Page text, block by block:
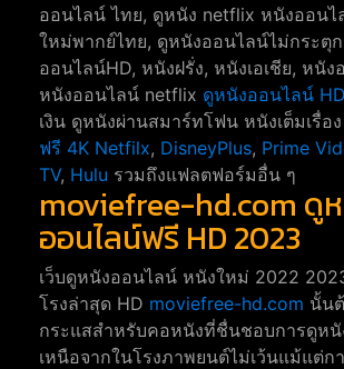
ออนไลน์ ไทย, ดูหนัง netflix หนังออนไ
ใหม่พากย์ไทย, ดูหนังออนไลน์ไม่กระตุ
ออนไลน์HD, หนังฝรั่ง, หนังเอเชีย, หนัง
หนังออนไลน์ netflix ดูหนังออนไลน์ HD
เงิน ดูหนังผ่านสมาร์ทโฟน หนังเต็มเรื่อง
ฟรี 4K Netfilx, DisneyPlus, Prime
TV, Hulu รวมถึงแฟลตฟอร์มอื่น ๆ
moviefree-hd.com ดู
ออนไลน์ฟรี HD 2023
เว็บดูหนังออนไลน์ หนังใหม่ 2022
โรงล่าสุด HD moviefree-hd.com นั้น
กระแสสำหรับคอหนังที่ชื่นชอบการดูห
เหนือจากในโรงภาพยนต์ไม่เว้นแม้แต่